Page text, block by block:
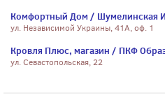
Комфортный Дом / Шумелинская
ул. Независимой Украины, 41А, оф. 1
Кровля Плюс, магазин / ПКФ
ул. Севастопольская, 22